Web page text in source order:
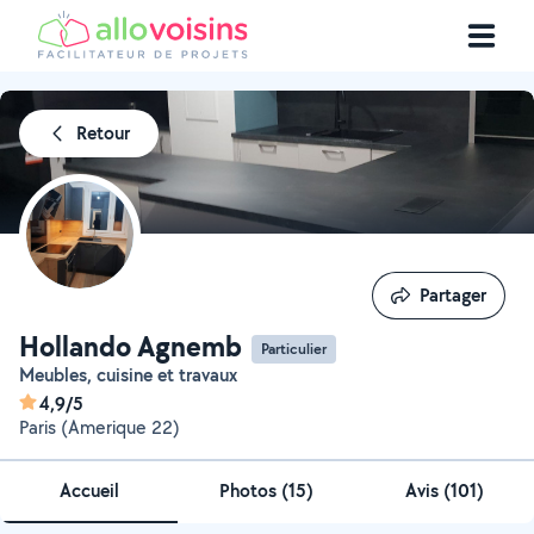
Retour
Hollando Agnemb Particulier
Meubles, cuisine et travaux
4,9/5
Paris (Amerique 22)
Partager
Partager
Accueil Photos (15) Avis (101)